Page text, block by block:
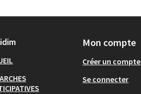
Mon compte
Créer un compte
Se connecter